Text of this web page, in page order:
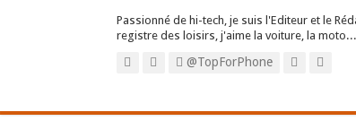
Passionné de hi-tech, je suis l'Editeur et le
registre des loisirs, j'aime la voiture, la
@TopForPhone